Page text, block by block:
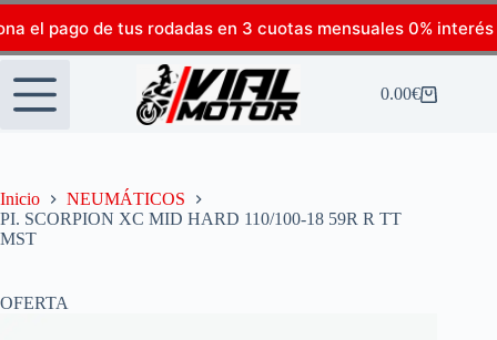
el pago de tus rodadas en 3 cuotas mensuales 0% interés
0.00€
Inicio
NEUMÁTICOS
PI. SCORPION XC MID HARD 110/100-18 59R R TT
MST
OFERTA